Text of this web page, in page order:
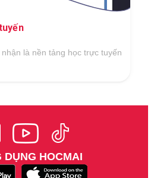
là nền tảng học trực tuyến
DỤNG HOCMAI